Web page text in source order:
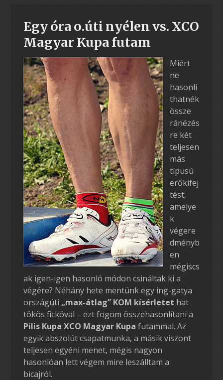
Egy óra o.úti nyélen vs. XCO
Magyar Kupa futam
Miért
ne
hasonlí
thatnék
össze
ránézés
re két
teljesen
más
típusú
erőkifej
tést,
amelye
k
végere
dményb
en
mégiscs
ak igen-igen hasonló módon csináltak ki a
végére? Néhány hete mentünk egy ing-gatya
országúti „max-átlag” KOM kísérletet hat
tökös fickóval – ezt fogom összehasonlítani a
Pilis Kupa XCO Magyar Kupa futammal. Az
egyik abszolút csapatmunka, a másik viszont
teljesen egyéni menet, mégis nagyon
hasonlóan lett végem mire leszálltam a
bicajról.